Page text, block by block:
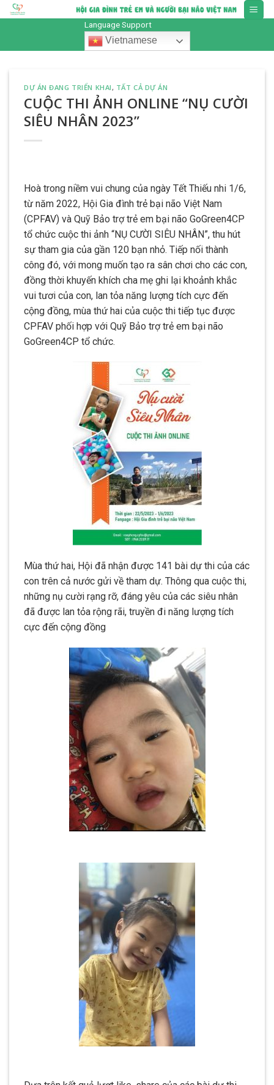
Skip
to
Language Support
Vietnamese
DỰ ÁN ĐANG TRIỂN KHAI, TẤT CẢ DỰ ÁN
CUỘC THI ẢNH ONLINE “NỤ CƯỜI
SIÊU NHÂN 2023”
Hoà trong niềm vui chung của ngày Tết Thiếu nhi 1/6,
từ năm 2022, Hội Gia đình trẻ bại não Việt Nam
(CPFAV) và Quỹ Bảo trợ trẻ em bại não GoGreen4CP
tổ chức cuộc thi ảnh “NỤ CƯỜI SIÊU NHÂN”, thu hút
sự tham gia của gần 120 bạn nhỏ. Tiếp nối thành
công đó, với mong muốn tạo ra sân chơi cho các con,
đồng thời khuyến khích cha mẹ ghi lại khoảnh khắc
vui tươi của con, lan tỏa năng lượng tích cực đến
cộng đồng, mùa thứ hai của cuộc thi tiếp tục được
CPFAV phối hợp với Quỹ Bảo trợ trẻ em bại não
GoGreen4CP tổ chức.
Mùa thứ hai, Hội đã nhận được 141 bài dự thi của các
con trên cả nước gửi về tham dự. Thông qua cuộc thi,
những nụ cười rạng rỡ, đáng yêu của các siêu nhân
đã được lan tỏa rộng rãi, truyền đi năng lượng tích
cực đến cộng đồng